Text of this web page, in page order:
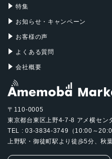
特集
お知らせ・キャンペーン
お客様の声
よくある質問
会社概要
〒110-0005
東京都台東区上野4-7-8 アメ横セン
TEL : 03-3834-3749（10:00～
上野駅・御徒町駅より徒歩5分、秋